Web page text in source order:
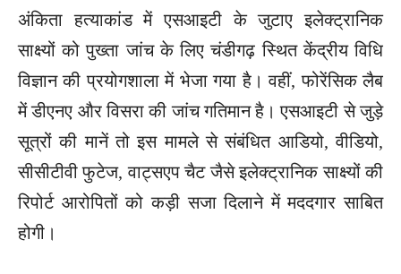
अंकिता हत्याकांड में एसआइटी के जुटाए इलेक्ट्रानिक
साक्ष्यों को पुख्ता जांच के लिए चंडीगढ़ स्थित केंद्रीय विधि
विज्ञान की प्रयोगशाला में भेजा गया है। वहीं, फोरेंसिक लैब
में डीएनए और विसरा की जांच गतिमान है। एसआइटी से जुड़े
सूत्रों की मानें तो इस मामले से संबंधित आडियो, वीडियो,
सीसीटीवी फुटेज, वाट्सएप चैट जैसे इलेक्ट्रानिक साक्ष्यों की
रिपोर्ट आरोपितों को कड़ी सजा दिलाने में मददगार साबित
होगी।